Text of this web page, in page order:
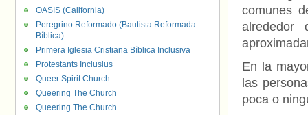
comunes
En la
las
poca o
OASIS (California)
Peregrino Reformado (Bautista Reformada
Bíblica)
Primera Iglesia Cristiana Bíblica Inclusiva
Protestants Inclusius
Queer Spirit Church
Queering The Church
Queering The Church